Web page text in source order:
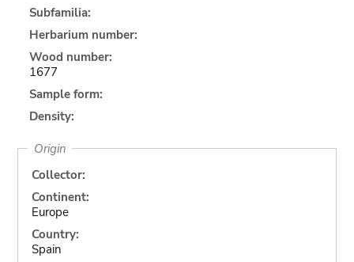
Subfamilia:
Herbarium number:
Wood number:
1677
Sample form:
Density:
Origin
Collector:
Continent:
Europe
Country:
Spain